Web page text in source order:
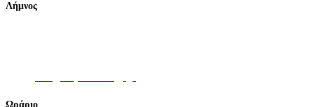
Λήμνος
Ωράριο